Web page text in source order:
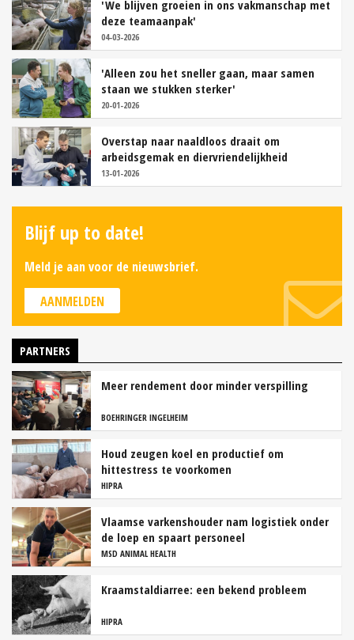
'We blijven groeien in ons vakmanschap met
deze teamaanpak'
04-03-2026
'Alleen zou het sneller gaan, maar samen
staan we stukken sterker'
20-01-2026
Overstap naar naaldloos draait om
arbeidsgemak en diervriendelijkheid
13-01-2026
Blijf up to date!
Meld je aan voor de nieuwsbrief.
AANMELDEN
PARTNERS
Meer rendement door minder verspilling
BOEHRINGER INGELHEIM
Houd zeugen koel en productief om
hittestress te voorkomen
HIPRA
Vlaamse varkenshouder nam logistiek onder
de loep en spaart personeel
MSD ANIMAL HEALTH
Kraamstaldiarree: een bekend probleem
HIPRA